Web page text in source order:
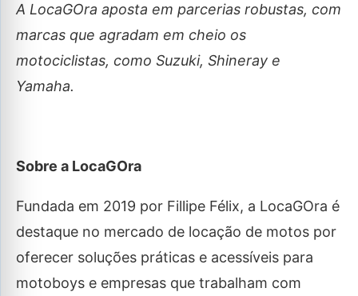
A LocaGOra aposta em parcerias robustas, com
marcas que agradam em cheio os
motociclistas, como Suzuki, Shineray e
Yamaha.
Sobre a LocaGOra
Fundada em 2019 por Fillipe Félix, a LocaGOra é
destaque no mercado de locação de motos por
oferecer soluções práticas e acessíveis para
motoboys e empresas que trabalham com